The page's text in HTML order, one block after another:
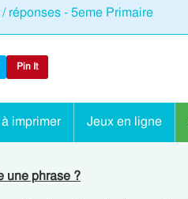
réponses - 5eme Primaire
Pin It
imprimer Jeux en ligne
une phrase ?